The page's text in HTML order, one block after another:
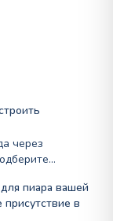
через
пиара вашей
в